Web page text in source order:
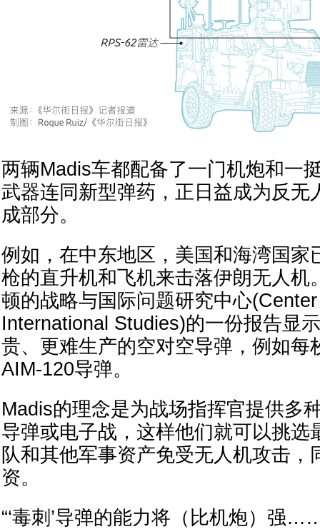
两辆Madis车都配备了一门机炮和一
武器连同新型弹药，正日益成为反无
成部分。
例如，在中东地区，美国和海湾国家
枪的直升机和飞机来击落伊朗无人机
顿的战略与国际问题研究中心
International Studies)的一份报告显
贵、更难生产的空对空导弹，例如每
AIM-120导弹。
Madis的理念是为战场指挥官提供多
导弹或电子战，这样他们就可以挑选
队和其他军事资产免受无人机攻击，
资。
“‘毒刺’导弹的能力将（比机炮）强